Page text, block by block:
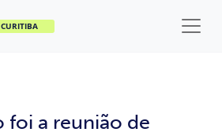
a reunião de